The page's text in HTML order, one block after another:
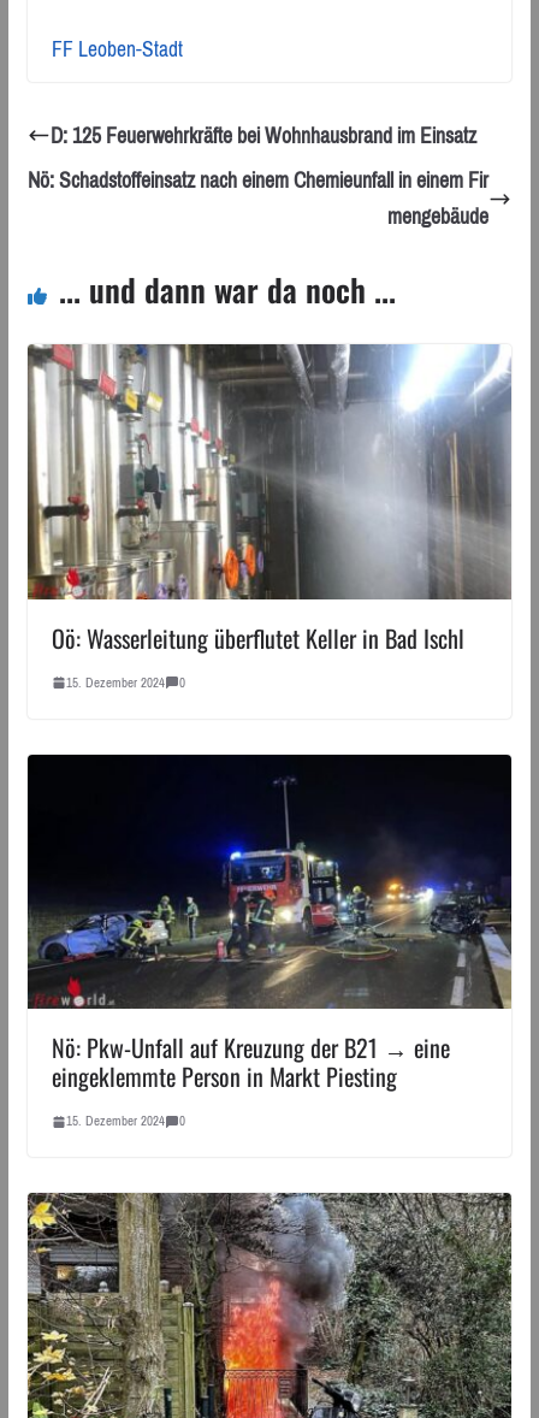
FF Leoben-Stadt
D: 125 Feuerwehrkräfte bei Wohnhausbrand im Einsatz
Nö: Schadstoffeinsatz nach einem Chemieunfall in einem Fir
mengebäude
... und dann war da noch ...
Oö: Wasserleitung überflutet Keller in Bad Ischl
15. Dezember 2024 0
Nö: Pkw-Unfall auf Kreuzung der B21 → eine
eingeklemmte Person in Markt Piesting
15. Dezember 2024 0